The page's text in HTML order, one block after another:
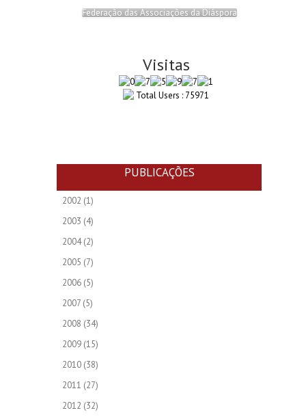
Federação das Associações da Diáspora
Visitas
Total Users : 75971
PUBLICAÇÕES
2002 (1)
2003 (4)
2004(2)
2005 (7)
2006 (5)
2007 (5)
2008 (34)
2009 (15)
2010 (38)
2011 (27)
2012 (32)